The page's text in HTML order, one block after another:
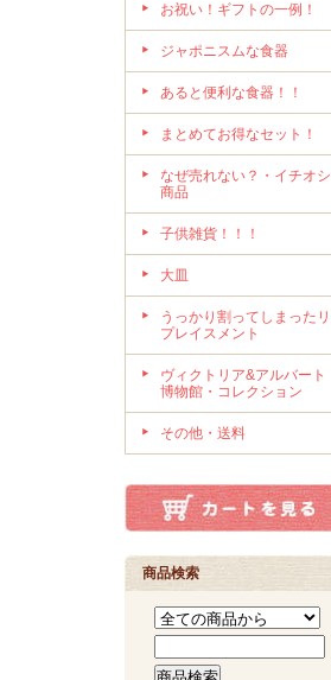
お祝い！ギフトの一例！
ジャポニスムな食器
あると便利な食器！！
まとめてお得なセット！
なぜ売れない？・イチオシ
商品
子供雑貨！！！
大皿
うっかり割ってしまったリ
プレイスメント
ヴィクトリア&アルバート
博物館・コレクション
その他・送料
商品検索